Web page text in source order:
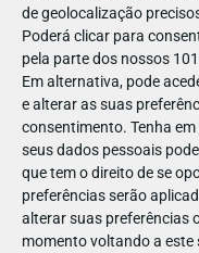
de geolocalização
Poderá clicar para
pela parte dos nossos
Em alternativa, pode
e alterar as suas
consentimento. Tenha
seus dados pessoais
que tem o direito de se
preferências serão
alterar suas preferências
momento voltando a este